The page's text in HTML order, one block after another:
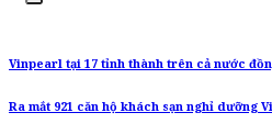
Vinpearl tại 17 tỉnh thành trên cả nước
Ra mắt 921 căn hộ khách sạn nghỉ dưỡng